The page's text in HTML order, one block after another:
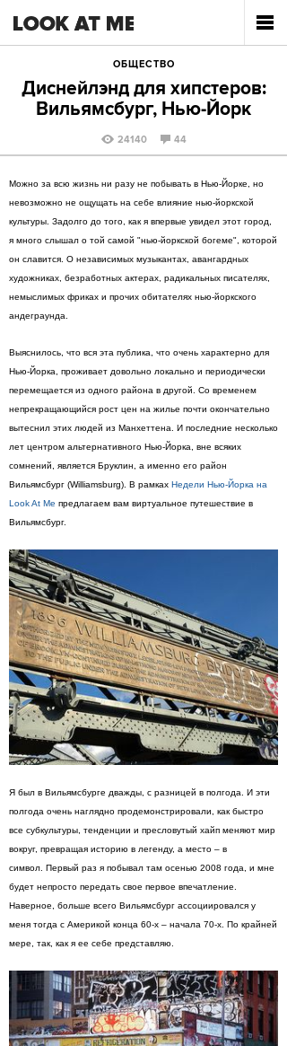
ОБЩЕСТВО
Диснейлэнд для хипстеров:
Вильямсбург, Нью-Йорк
24140 44
Можно за всю жизнь ни разу не побывать в Нью-Йорке, но
невозможно не ощущать на себе влияние нью-йоркской
культуры. Задолго до того, как я впервые увидел этот город,
я много слышал о той самой "нью-йоркской богеме", которой
он славится. О независимых музыкантах, авангардных
художниках, безработных актерах, радикальных писателях,
немыслимых фриках и прочих обитателях нью-йоркского
андеграунда.
Выяснилось, что вся эта публика, что очень характерно для
Нью-Йорка, проживает довольно локально и периодически
перемещается из одного района в другой. Со временем
непрекращающийся рост цен на жилье почти окончательно
вытеснил этих людей из Манхеттена. И последние несколько
лет центром альтернативного Нью-Йорка, вне всяких
сомнений, является Бруклин, а именно его район
Вильямсбург (Williamsburg). В рамках Недели Нью-Йорка на
Look At Me предлагаем вам виртуальное путешествие в
Вильямсбург.
Я был в Вильямсбурге дважды, с разницей в полгода. И эти
полгода очень наглядно продемонстрировали, как быстро
все субкультуры, тенденции и пресловутый хайп меняют мир
вокруг, превращая историю в легенду, а место – в
символ. Первый раз я побывал там осенью 2008 года, и мне
будет непросто передать свое первое впечатление.
Наверное, больше всего Вильямсбург ассоциировался у
меня тогда с Америкой конца 60-х – начала 70-х. По крайней
мере, так, как я ее себе представляю.